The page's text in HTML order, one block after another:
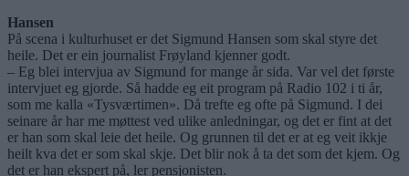
Hansen
På scena i kulturhuset er det Sigmund Hansen som skal styre det
heile. Det er ein journalist Frøyland kjenner godt.
– Eg blei intervjua av Sigmund for mange år sida. Var vel det første
intervjuet eg gjorde. Så hadde eg eit program på Radio 102 i ti år,
som me kalla «Tysværtimen». Då trefte eg ofte på Sigmund. I dei
seinare år har me møttest ved ulike anledningar, og det er fint at det
er han som skal leie det heile. Og grunnen til det er at eg veit ikkje
heilt kva det er som skal skje. Det blir nok å ta det som det kjem. Og
det er han ekspert på, ler pensjonisten.